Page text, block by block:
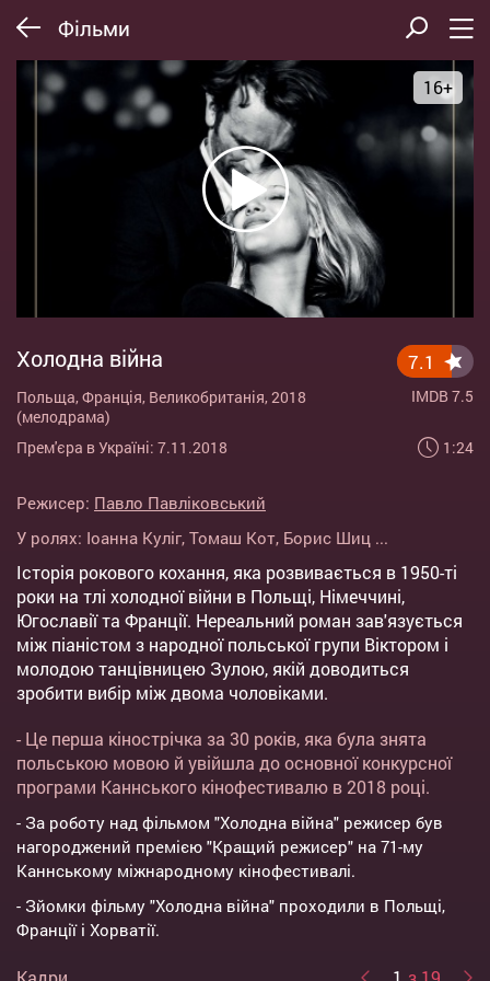
Фільми
16+
Холодна війна
Польща, Франція, Великобританія, 2018
(мелодрама)
Прем'єра в Україні: 7.11.2018
7.1
IMDB 7.5
1:24
Режисер: Павло Павліковський
У ролях: Іоанна Куліг, Томаш Кот, Борис Шиц ...
Історія рокового кохання, яка розвивається в 1950-ті
роки на тлі холодної війни в Польщі, Німеччині,
Югославії та Франції. Нереальний роман зав'язується
між піаністом з народної польської групи Віктором і
молодою танцівницею Зулою, якій доводиться
зробити вибір між двома чоловіками.
- Це перша кінострічка за 30 років, яка була знята
польською мовою й увійшла до основної конкурсної
програми Каннського кінофестивалю в 2018 році.
- За роботу над фільмом "Холодна війна" режисер був
нагороджений премією "Кращий режисер" на 71-му
Каннському міжнародному кінофестивалі.
- Зйомки фільму "Холодна війна" проходили в Польщі,
Франції і Хорватії.